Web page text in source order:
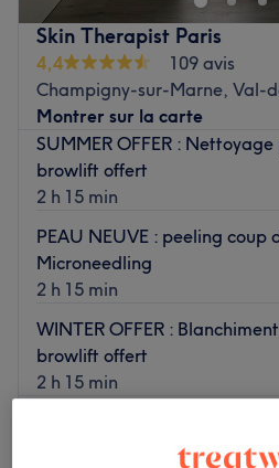
Skin Therapist Paris
4,4
109 avis
Champigny-sur-Marne, Val-
Montrer sur la carte
SUMMER OFFER :
browlift offert
2 h 15 min
PEAU NEUVE : peeling coup
Microneedling
2 h 15 min
WINTER OFFER :
browlift offert
2 h 15 min